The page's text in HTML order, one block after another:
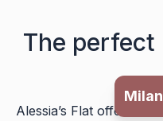
The perfect
Milano -
Alessia’s Flat offers